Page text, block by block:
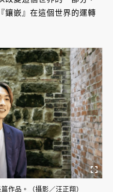
鑲嵌』在這個世界的運轉
作品。（攝影／汪正翔）